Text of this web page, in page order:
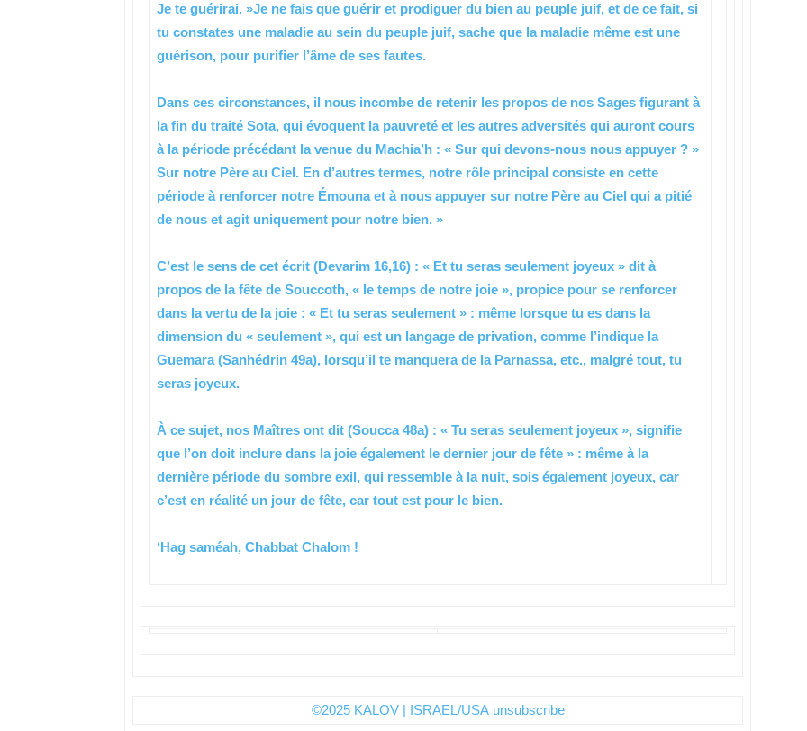
Je te guérirai. »Je ne fais que guérir et prodiguer du bien au peuple juif, et de ce fait, si
tu constates une maladie au sein du peuple juif, sache que la maladie même est une
guérison, pour purifier l’âme de ses fautes.
Dans ces circonstances, il nous incombe de retenir les propos de nos Sages figurant à
la fin du traité Sota, qui évoquent la pauvreté et les autres adversités qui auront cours
à la période précédant la venue du Machia’h : « Sur qui devons-nous nous appuyer ? »
Sur notre Père au Ciel. En d’autres termes, notre rôle principal consiste en cette
période à renforcer notre Émouna et à nous appuyer sur notre Père au Ciel qui a pitié
de nous et agit uniquement pour notre bien. »
C’est le sens de cet écrit (Devarim 16,16) : « Et tu seras seulement joyeux » dit à
propos de la fête de Souccoth, « le temps de notre joie », propice pour se renforcer
dans la vertu de la joie : « Et tu seras seulement » : même lorsque tu es dans la
dimension du « seulement », qui est un langage de privation, comme l’indique la
Guemara (Sanhédrin 49a), lorsqu’il te manquera de la Parnassa, etc., malgré tout, tu
seras joyeux.
À ce sujet, nos Maîtres ont dit (Soucca 48a) : « Tu seras seulement joyeux », signifie
que l’on doit inclure dans la joie également le dernier jour de fête » : même à la
dernière période du sombre exil, qui ressemble à la nuit, sois également joyeux, car
c’est en réalité un jour de fête, car tout est pour le bien.
‘Hag saméah, Chabbat Chalom !
©2025 KALOV | ISRAEL/USA unsubscribe